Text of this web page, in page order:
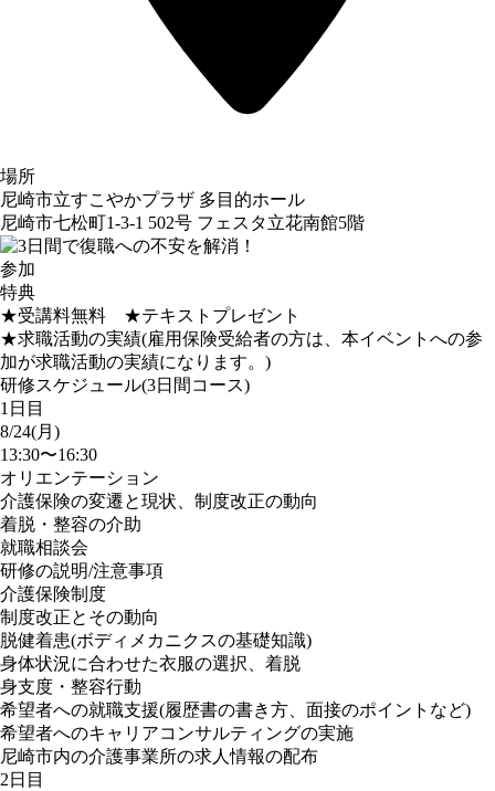
場所
尼崎市立すこやかプラザ 多目的ホール
尼崎市七松町1-3-1 502号 フェスタ立花南館5階
参加
特典
★受講料無料 ★テキストプレゼント
★求職活動の実績(雇用保険受給者の方は、本イベントへの参
加が求職活動の実績になります。)
研修スケジュール(3日間コース)
1日目
8/24(月)
13:30〜16:30
オリエンテーション
介護保険の変遷と現状、制度改正の動向
着脱・整容の介助
就職相談会
研修の説明/注意事項
介護保険制度
制度改正とその動向
脱健着患(ボディメカニクスの基礎知識)
身体状況に合わせた衣服の選択、着脱
身支度・整容行動
希望者への就職支援(履歴書の書き方、面接のポイントなど)
希望者へのキャリアコンサルティングの実施
尼崎市内の介護事業所の求人情報の配布
2日目